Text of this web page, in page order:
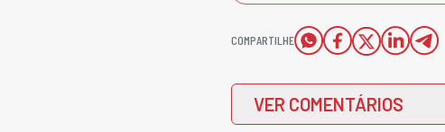
COMPARTILHE
VER COMENTÁRIOS